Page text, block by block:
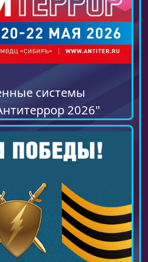
системы
2026"